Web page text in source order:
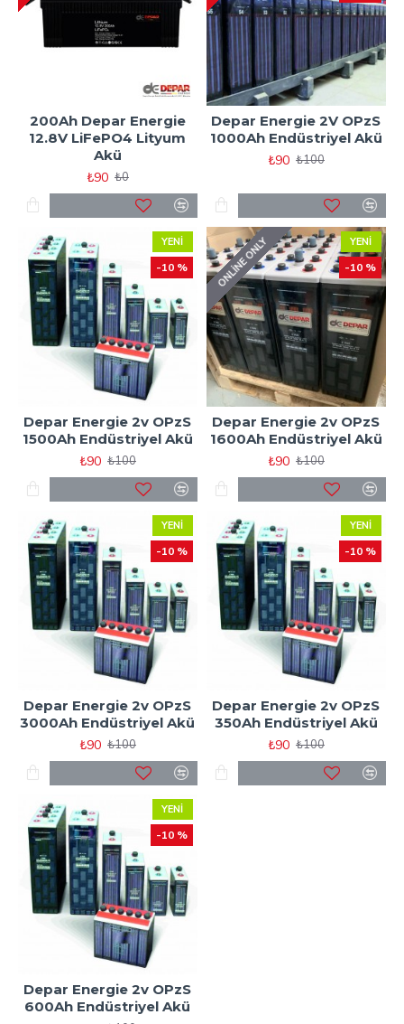
200Ah Depar Energie
12.8V LiFePO4 Lityum
Akü
₺90 ₺0
Depar Energie 2V OPzS
1000Ah Endüstriyel Akü
₺90 ₺100
YENI
-10 %
Depar Energie 2v OPzS
1500Ah Endüstriyel Akü
₺90 ₺100
YENI
ONLINE ONLY -10 %
Depar Energie 2v OPzS
1600Ah Endüstriyel Akü
₺90 ₺100
YENI
-10 %
Depar Energie 2v OPzS
3000Ah Endüstriyel Akü
₺90 ₺100
YENI
-10 %
Depar Energie 2v OPzS
350Ah Endüstriyel Akü
₺90 ₺100
YENI
-10 %
Depar Energie 2v OPzS
600Ah Endüstriyel Akü